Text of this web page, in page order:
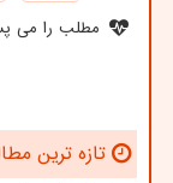
مطلب را می
تازه ترین